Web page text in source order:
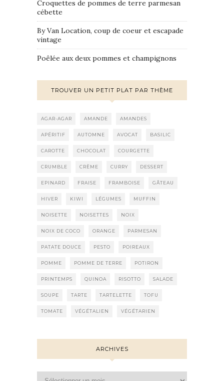
Croquettes de pommes de terre parmesan
cébette
By Van Location, coup de coeur et escapade
vintage
Poêlée aux deux pommes et champignons
TROUVER UN PETIT PLAT PAR THÈME
AGAR-AGAR AMANDE AMANDES
APÉRITIF AUTOMNE AVOCAT BASILIC
CAROTTE CHOCOLAT COURGETTE
CRUMBLE CRÈME CURRY DESSERT
EPINARD FRAISE FRAMBOISE GÂTEAU
HIVER KIWI LÉGUMES MUFFIN
NOISETTE NOISETTES NOIX
NOIX DE COCO ORANGE PARMESAN
PATATE DOUCE PESTO POIREAUX
POMME POMME DE TERRE POTIRON
PRINTEMPS QUINOA RISOTTO SALADE
SOUPE TARTE TARTELETTE TOFU
TOMATE VÉGÉTALIEN VÉGÉTARIEN
ARCHIVES